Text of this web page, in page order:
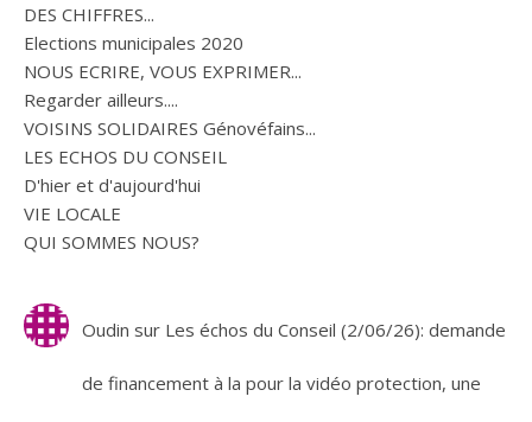
DES CHIFFRES...
Elections municipales 2020
NOUS ECRIRE, VOUS EXPRIMER...
Regarder ailleurs....
VOISINS SOLIDAIRES Génovéfains...
LES ECHOS DU CONSEIL
D'hier et d'aujourd'hui
VIE LOCALE
QUI SOMMES NOUS?
Oudin sur Les échos du Conseil (2/06/26): demande
de financement à la pour la vidéo protection, une